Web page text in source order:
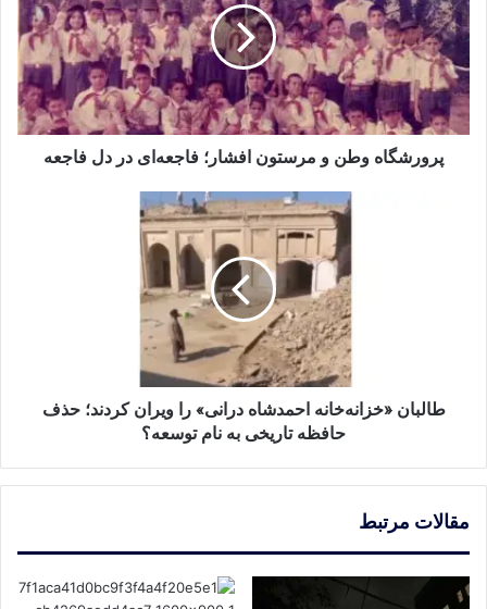
مرستون
افشار؛
فاجعه‌ای
در
دل
فاجعه
پرورشگاه وطن و مرستون افشار؛ فاجعه‌ای در دل فاجعه
تاریخیطالبان «خزانه‌خانه احمدشاه درانی» را ویران کردند؛ حذف
حافظه تاریخی به نام توسعه؟
مقالات مرتبط